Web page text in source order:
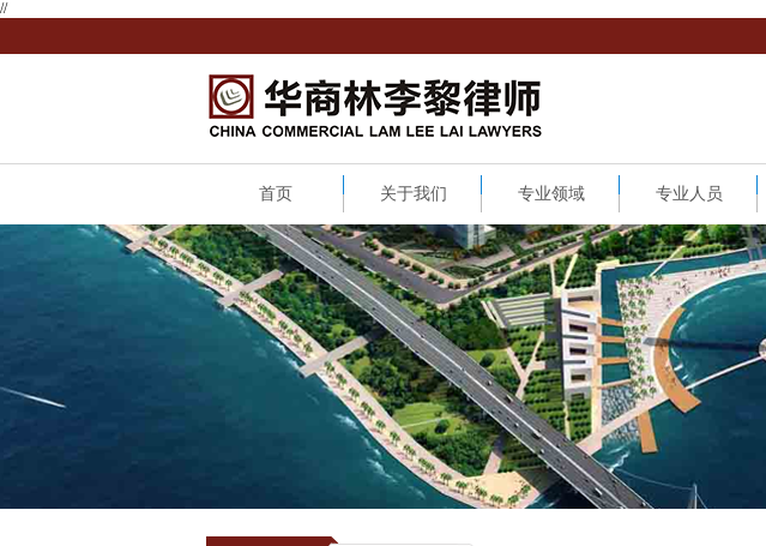
//
首页 关于我们 专业领域 专业人员